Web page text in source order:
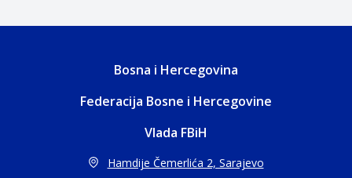
Bosna i Hercegovina
Federacija Bosne i Hercegovine
Vlada FBiH
Hamdije Čemerlića 2, Sarajevo